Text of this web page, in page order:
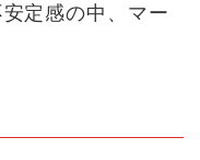
定感の中、マー